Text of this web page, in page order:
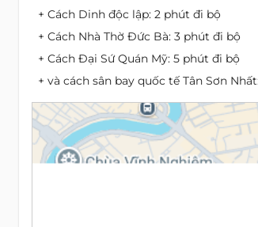
+ Cách Dinh độc lập: 2 phút đi bộ
+ Cách Nhà Thờ Đức Bà: 3 phút đi bộ
+ Cách Đại Sứ Quán Mỹ: 5 phút đi bộ
+ và cách sân bay quốc tế Tân Sơn